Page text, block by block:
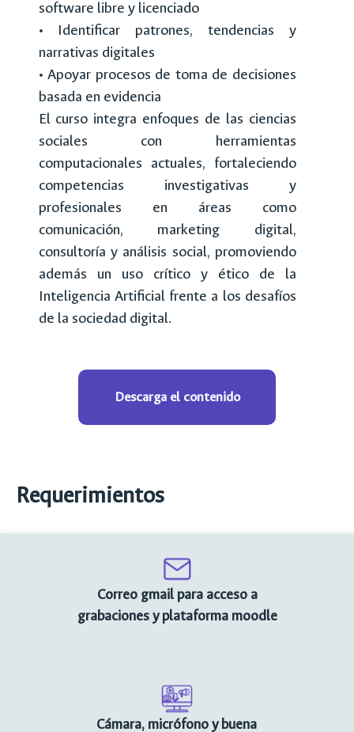
software libre y licenciado
• Identificar patrones, tendencias y
narrativas digitales
• Apoyar procesos de toma de decisiones
basada en evidencia
El curso integra enfoques de las ciencias
sociales con herramientas
computacionales actuales, fortaleciendo
competencias investigativas y
profesionales en áreas como
comunicación, marketing digital,
consultoría y análisis social, promoviendo
además un uso crítico y ético de la
Inteligencia Artificial frente a los desafíos
de la sociedad digital.
Descarga el contenido
Requerimientos
Correo gmail para acceso a
grabaciones y plataforma moodle
Cámara, micrófono y buena